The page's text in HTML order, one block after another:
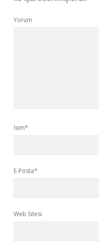
Yorum
İsim*
E-Posta*
Web Sitesi